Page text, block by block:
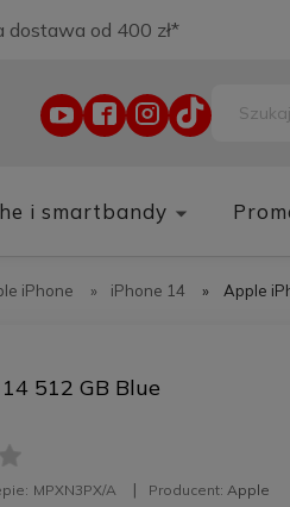
dostawa od 400 zł*
i smartbandy
iPhone » iPhone 14 » Apple
512 GB Blue
MPXN3PX/A Producent: Apple